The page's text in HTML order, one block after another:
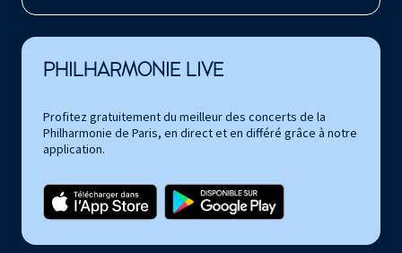
PHILHARMONIE LIVE
Profitez gratuitement du meilleur des concerts de la
Philharmonie de Paris, en direct et en différé grâce à notre
application.